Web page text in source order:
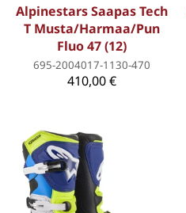
Alpinestars Saapas Tech
T Musta/Harmaa/Pun
Fluo 47 (12)
695-2004017-1130-470
410,00 €